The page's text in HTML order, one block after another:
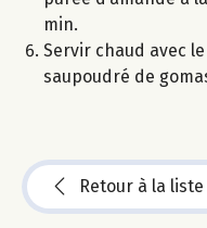
min.
Servir chaud avec
saupoudré de
Retour à la liste